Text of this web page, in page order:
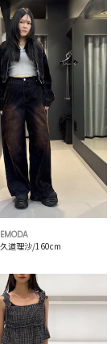
EMODA
久道理沙/160cm